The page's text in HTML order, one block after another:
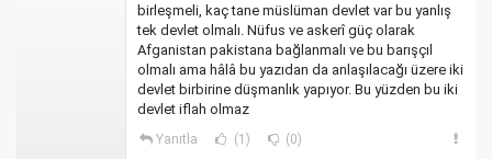
birleşmeli, kaç tane müslüman devlet var bu yanlış
tek devlet olmalı. Nüfus ve askerî güç olarak
Afganistan pakistana bağlanmalı ve bu barışçıl
olmalı ama hâlâ bu yazıdan da anlaşılacağı üzere iki
devlet birbirine düşmanlık yapıyor. Bu yüzden bu iki
devlet iflah olmaz
Yanıtla (1) (0)